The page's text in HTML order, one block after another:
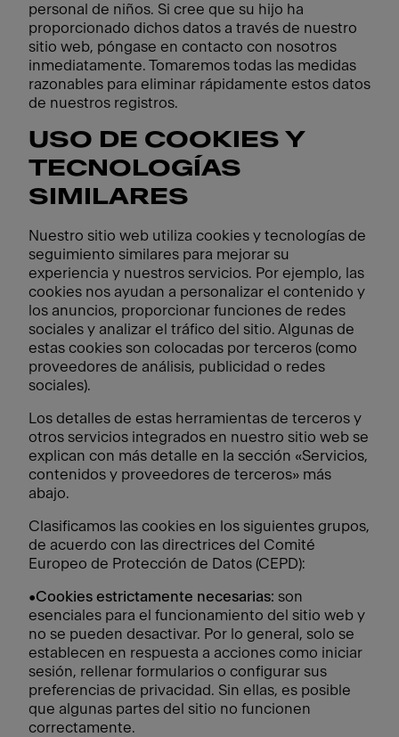
personal de niños. Si cree que su hijo ha
proporcionado dichos datos a través de nuestro
sitio web, póngase en contacto con nosotros
inmediatamente. Tomaremos todas las medidas
razonables para eliminar rápidamente estos datos
de nuestros registros.
USO DE COOKIES Y
TECNOLOGÍAS
SIMILARES
Nuestro sitio web utiliza cookies y tecnologías de
seguimiento similares para mejorar su
experiencia y nuestros servicios. Por ejemplo, las
cookies nos ayudan a personalizar el contenido y
los anuncios, proporcionar funciones de redes
sociales y analizar el tráfico del sitio. Algunas de
estas cookies son colocadas por terceros (como
proveedores de análisis, publicidad o redes
sociales).
Los detalles de estas herramientas de terceros y
otros servicios integrados en nuestro sitio web se
explican con más detalle en la sección «Servicios,
contenidos y proveedores de terceros» más
abajo.
Clasificamos las cookies en los siguientes grupos,
de acuerdo con las directrices del Comité
Europeo de Protección de Datos (CEPD):
•Cookies estrictamente necesarias: son
esenciales para el funcionamiento del sitio web y
no se pueden desactivar. Por lo general, solo se
establecen en respuesta a acciones como iniciar
sesión, rellenar formularios o configurar sus
preferencias de privacidad. Sin ellas, es posible
que algunas partes del sitio no funcionen
correctamente.